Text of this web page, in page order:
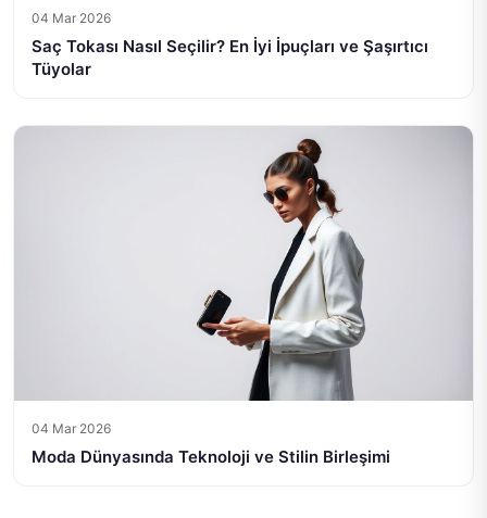
04 Mar 2026
Saç Tokası Nasıl Seçilir? En İyi İpuçları ve Şaşırtıcı
Tüyolar
04 Mar 2026
Moda Dünyasında Teknoloji ve Stilin Birleşimi